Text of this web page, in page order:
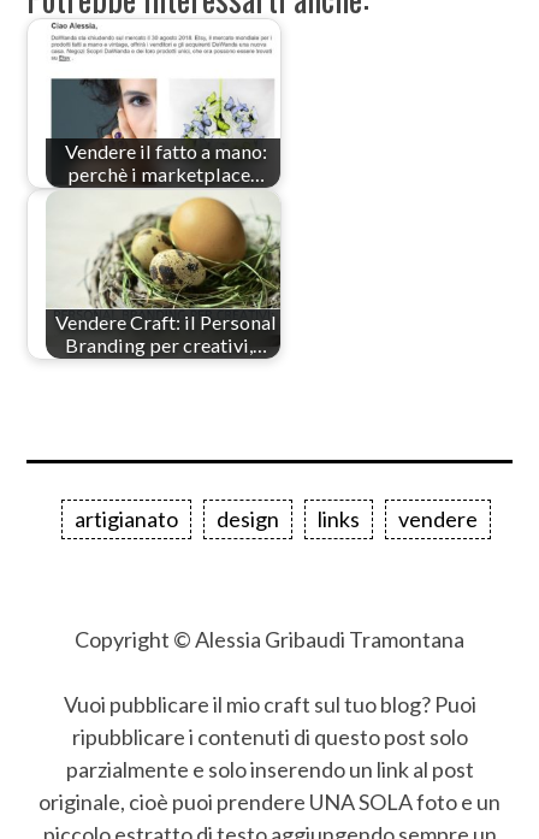
Vendere il fatto a mano:
perchè i marketplace…
Vendere Craft: il Personal
Branding per creativi,…
artigianato design links vendere
Copyright © Alessia Gribaudi Tramontana
Vuoi pubblicare il mio craft sul tuo blog? Puoi
ripubblicare i contenuti di questo post solo
parzialmente e solo inserendo un link al post
originale, cioè puoi prendere UNA SOLA foto e un